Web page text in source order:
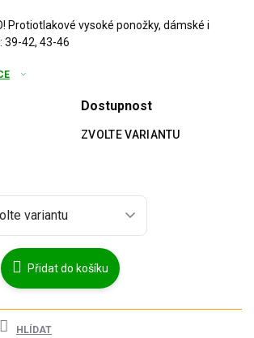
Protiotlakové vysoké ponožky, dámské i
39-42, 43-46
Dostupnost
ZVOLTE VARIANTU
Přidat do košíku
HLÍDAT